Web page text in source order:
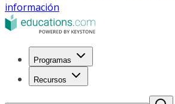
información
Programas
Recursos